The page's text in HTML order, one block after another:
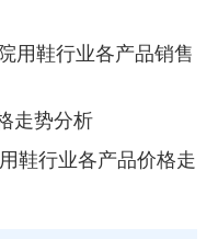
用鞋行业各产品销售
走势分析
鞋行业各产品价格走